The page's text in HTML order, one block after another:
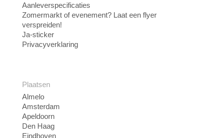
Aanleverspecificaties
Zomermarkt of evenement? Laat een flyer
verspreiden!
Ja-sticker
Privacyverklaring
Plaatsen
Almelo
Amsterdam
Apeldoorn
Den Haag
Eindhoven